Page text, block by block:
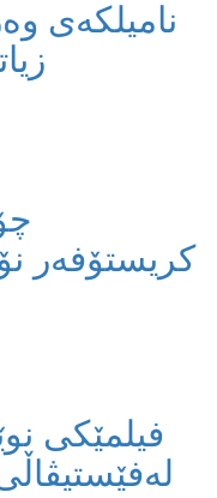
نامیلكه‌ی
کریستۆفەر
فیلمێکی